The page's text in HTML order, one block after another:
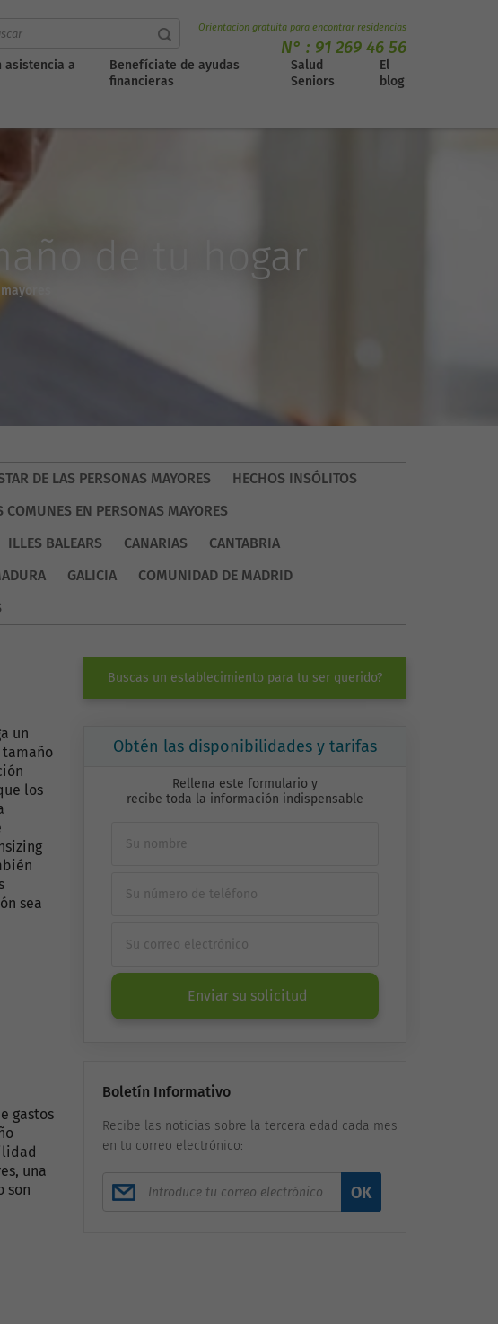
Orientacion gratuita para encontrar residencias
N° : 91 269 46 56
asistencia a
Benefíciate de ayudas
financieras
Salud
Seniors
El
blog
de tu hogar
DE LAS PERSONAS MAYORES
HECHOS INSÓLITOS
COMUNES EN PERSONAS MAYORES
ILLES BALEARS CANARIAS
CANTABRIA
GALICIA
COMUNIDAD DE MADRID
un
los
sea
gastos
una
son
Buscas un establecimiento para tu ser querido?
Obtén las disponibilidades y tarifas
Rellena este formulario y
recibe toda la información indispensable
Enviar su solicitud
Boletín Informativo
Recibe las noticias sobre la tercera edad cada mes
en tu correo electrónico:
OK